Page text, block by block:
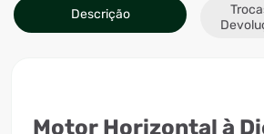
Descrição
Motor Horizontal à